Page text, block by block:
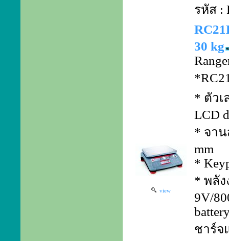
view
รหัส :
30 kg
* ตัวเ
LCD
* จาน
mm
*
* พลัง
9V/
ชาร์จ